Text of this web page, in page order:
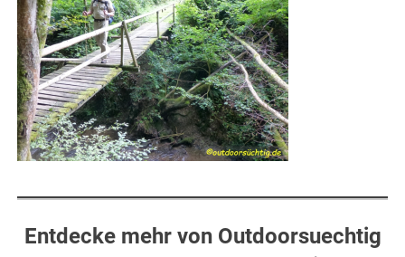
Entdecke mehr von Outdoorsuechtig